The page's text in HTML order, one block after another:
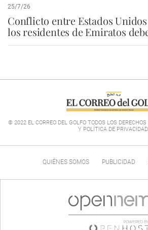
25/7/26
Conflicto entre Estados
los residentes de Emiratos
© 2022 EL CORREO DEL GOLFO TODOS LOS
Y POLÍTICA DE PRIVACIDAD.
QUIÉNES SOMOS PUBLICIDAD